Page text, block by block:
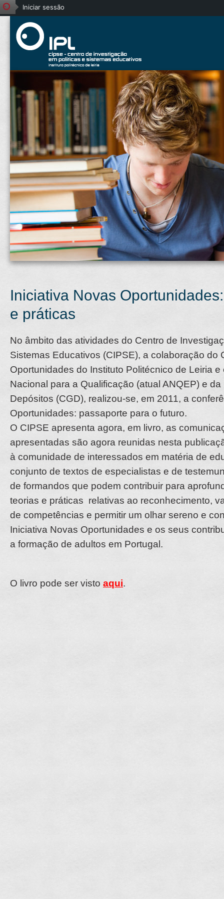
Iniciativa Novas
e práticas
No âmbito das atividades do Centro de
Sistemas Educativos (CIPSE), a colaboração do
Oportunidades do Instituto Politécnico de Leiria
Nacional para a Qualificação (atual ANQEP) e
Depósitos (CGD), realizou-se, em 2011, a
Oportunidades: passaporte para o futuro.
O CIPSE apresenta agora, em livro, as
apresentadas são agora reunidas nesta
à comunidade de interessados em matéria de
conjunto de textos de especialistas e de
de formandos que podem contribuir para
teorias e práticas relativas ao reconhecimento,
de competências e permitir um olhar sereno e
Iniciativa Novas Oportunidades e os seus
a formação de adultos em Portugal.
O livro pode ser visto aqui.
Iniciar sessão